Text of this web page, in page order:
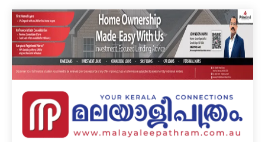
Skip
to
content